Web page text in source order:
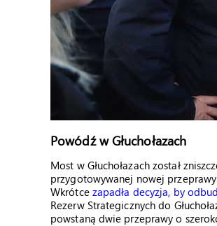
Powódź w Głuchołazach
Most w Głuchołazach został
przygotowywanej nowej
Wkrótce zapadła decyzja, by
Rezerw Strategicznych do
powstaną dwie przeprawy o